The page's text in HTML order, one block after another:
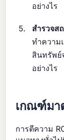
อย่างไร
สำรวจส
ทำความ
สินทรัพย์
อย่างไร
เกณฑ์มา
การตีความ